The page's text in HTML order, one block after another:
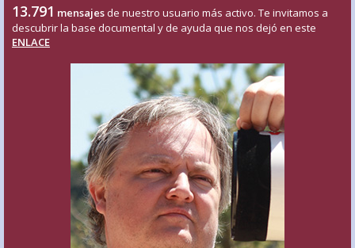
13.791 mensajes de nuestro usuario más activo. Te invitamos a
descubrir la base documental y de ayuda que nos dejó en este
ENLACE